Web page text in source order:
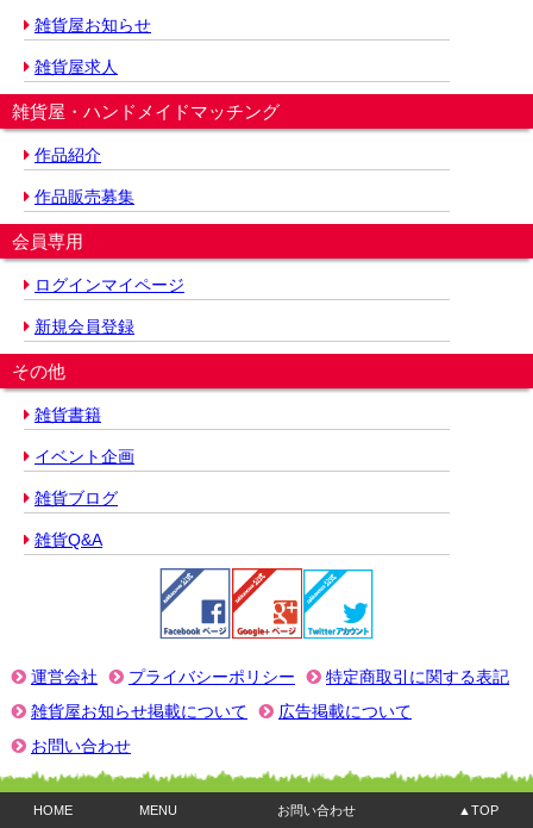
雑貨屋お知らせ
雑貨屋求人
雑貨屋・ハンドメイドマッチング
作品紹介
作品販売募集
会員専用
ログインマイページ
新規会員登録
その他
雑貨書籍
イベント企画
雑貨ブログ
雑貨Q&A
HOME MENU お問い合わせ ▲TOP
運営会社 プライバシーポリシー
特定商取引に関する表記
雑貨屋お知らせ掲載について
広告掲載について
お問い合わせ